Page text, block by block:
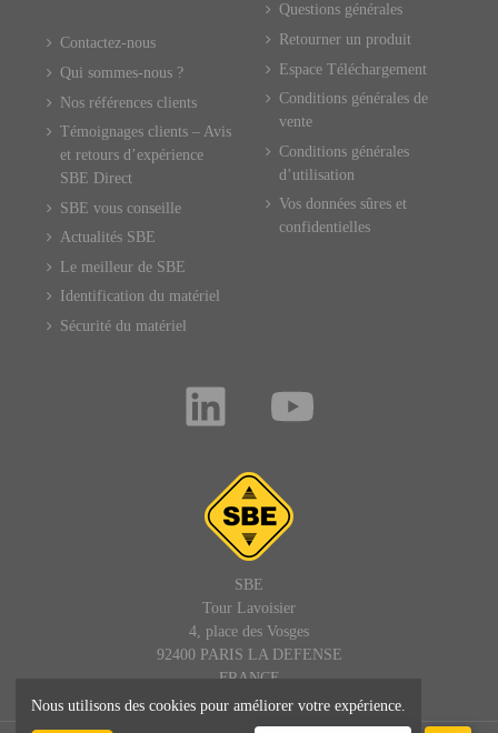
Contactez-nous
Qui sommes-nous ?
Nos références clients
Témoignages clients – Avis
et retours d’expérience
SBE Direct
SBE vous conseille
Actualités SBE
Le meilleur de SBE
Identification du matériel
Sécurité du matériel
Questions générales
Retourner un produit
Espace Téléchargement
Conditions générales de
vente
Conditions générales
d’utilisation
Vos données sûres et
confidentielles
SBE
Tour Lavoisier
4, place des Vosges
92400 PARIS LA DEFENSE
FRANCE
Nous utilisons des cookies pour améliorer votre expérience.